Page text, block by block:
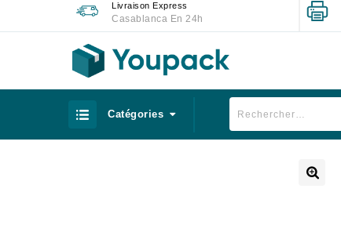
Livraison Express
Casablanca En 24h
Catégories